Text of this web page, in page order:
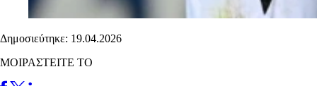
Δημοσιεύτηκε: 19.04.2026
ΜΟΙΡΑΣΤΕΙΤΕ ΤΟ